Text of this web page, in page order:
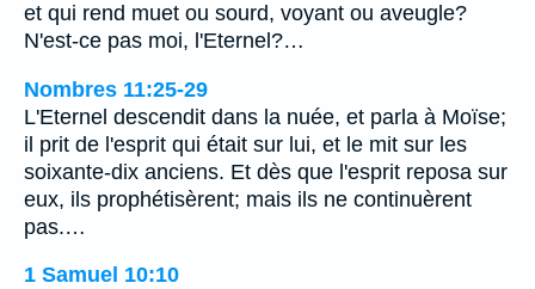
et qui rend muet ou sourd, voyant ou aveugle?
N'est-ce pas moi, l'Eternel?…
Nombres 11:25-29
L'Eternel descendit dans la nuée, et parla à Moïse;
il prit de l'esprit qui était sur lui, et le mit sur les
soixante-dix anciens. Et dès que l'esprit reposa sur
eux, ils prophétisèrent; mais ils ne continuèrent
pas.…
1 Samuel 10:10